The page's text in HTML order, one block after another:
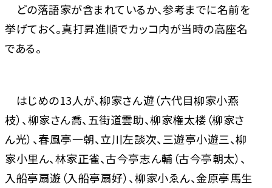
どの落語家が含まれているか、参考までに名前を
挙げておく。真打昇進順でカッコ内が当時の高座名
である。
はじめの13人が、柳家さん遊（六代目柳家小燕
枝）、柳家さん喬、五街道雲助、柳家権太楼（柳家さ
ん光）、春風亭一朝、立川左談次、三遊亭小遊三、柳
家小里ん、林家正雀、古今亭志ん輔（古今亭朝太）、
入船亭扇遊（入船亭扇好）、柳家小ゑん、金原亭馬生